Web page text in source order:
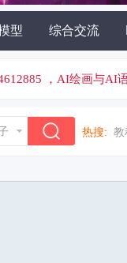
型 综合交流
，AI绘画与AI
热搜: 教